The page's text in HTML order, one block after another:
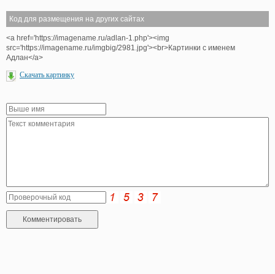
Код для размещения на других сайтах
<a href='https://imagename.ru/adlan-1.php'><img
src='https://imagename.ru/imgbig/2981.jpg'><br>Картинки с именем
Адлан</a>
Скачать картинку